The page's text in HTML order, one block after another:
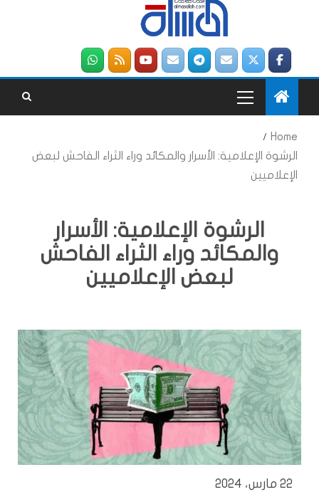
Home
الرشوة الإعلامية: الأسرار والمكائد وراء الثراء الفاحش لبعض
الإعلاميين
الرشوة الإعلامية: الأسرار
والمكائد وراء الثراء الفاحش
لبعض الإعلاميين
22 مارس، 2024